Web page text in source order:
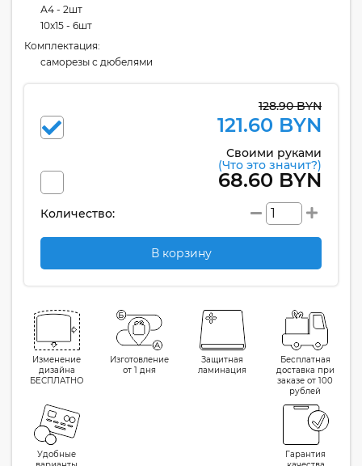
А4 - 2шт
10x15 - 6шт
Комплектация:
cаморезы с дюбелями
128.90 BYN
121.60 BYN
Своими руками
(Что это значит?)
68.60 BYN
Количество:
В корзину
Изменение
дизайна
БЕСПЛАТНО
Изготовление
от 1 дня
Защитная
ламинация
Бесплатная
доставка при
заказе от 100
рублей
Удобные
Гарантия